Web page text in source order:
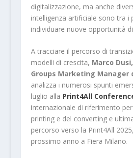
digitalizzazione, ma anche
intelligenza artificiale sono tra i
individuare nuove opportunità
A tracciare il percorso di
modelli di crescita, Marco
Groups Marketing Manager
analizza i numerosi spunti
luglio alla Print4All
internazionale di riferimento per
printing e del converting e
percorso verso la Print4All
prossimo anno a Fiera Milano.